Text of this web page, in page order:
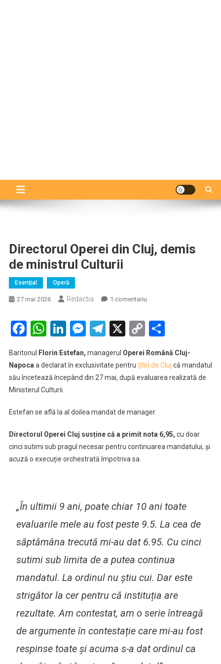
Directorul Operei din Cluj, demis
de ministrul Culturii
Esenţial Operă
27 mai 2026 Redactia 1 comentariula
Operei
demis
de
ministrul
Facebook
WhatsApp
LinkedIn
Messenger
Telegram
X Copy
Baritonul Florin Estefan, managerul Operei Română Cluj-
Napocaa declaratîn exclusivitate pentru Știri de Cluj că mandatul
său încetează începând din 27 mai, după evaluarea realizată de
Ministerul Culturii.
Estefan se află la al doilea mandat de manager.
Directorul Operei Cluj susține că a primit nota 6,95, cu doar
cinci sutimi sub pragul necesar pentru continuarea mandatului, și
acuză o execuție orchestrată împotriva sa.
„În ultimii 9 ani, poate chiar 10 ani toate
evaluarile mele au fost peste 9.5. La cea de
săptămâna trecută mi-au dat 6.95. Cu cinci
sutimi sub limita de a putea continua
mandatul. La ordinul nu știu cui. Dar este
strigător la cer pentru că instituția are
rezultate. Am contestat, am o serie întreagă
de argumente în contestație care mi-au fost
respinse toate și acuma s-a dat ordinul ca